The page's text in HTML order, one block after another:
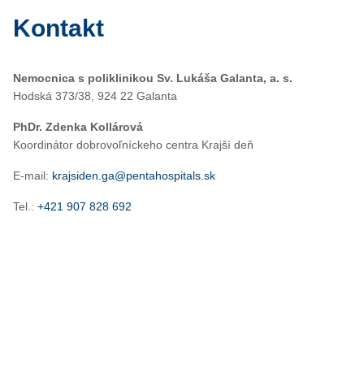
Kontakt
Nemocnica s poliklinikou Sv. Lukáša Galanta, a. s.
Hodská 373/38, 924 22 Galanta
PhDr. Zdenka Kollárová
Koordinátor dobrovoľníckeho centra Krajší deň
E-mail: krajsiden.ga@pentahospitals.sk
Tel.: +421 907 828 692